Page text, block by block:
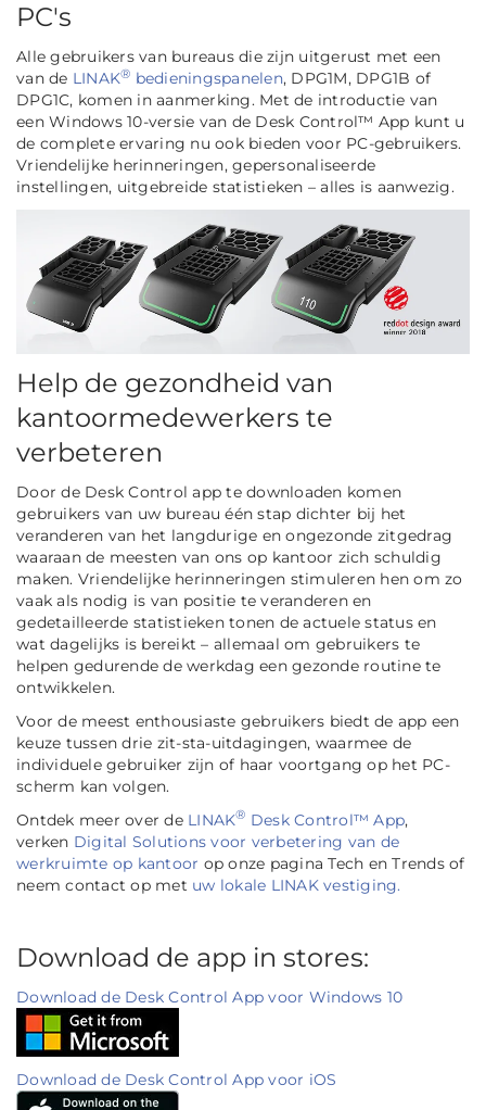
PC's
Alle gebruikers van bureaus die zijn uitgerust met een
van de LINAK® bedieningspanelen, DPG1M, DPG1B of
DPG1C, komen in aanmerking. Met de introductie van
een Windows 10-versie van de Desk Control™ App kunt u
de complete ervaring nu ook bieden voor PC-gebruikers.
Vriendelijke herinneringen, gepersonaliseerde
instellingen, uitgebreide statistieken – alles is aanwezig.
Help de gezondheid van
kantoormedewerkers te
verbeteren
Door de Desk Control app te downloaden komen
gebruikers van uw bureau één stap dichter bij het
veranderen van het langdurige en ongezonde zitgedrag
waaraan de meesten van ons op kantoor zich schuldig
maken. Vriendelijke herinneringen stimuleren hen om zo
vaak als nodig is van positie te veranderen en
gedetailleerde statistieken tonen de actuele status en
wat dagelijks is bereikt – allemaal om gebruikers te
helpen gedurende de werkdag een gezonde routine te
ontwikkelen.
Voor de meest enthousiaste gebruikers biedt de app een
keuze tussen drie zit-sta-uitdagingen, waarmee de
individuele gebruiker zijn of haar voortgang op het PC-
scherm kan volgen.
Ontdek meer over de LINAK® Desk Control™ App,
verken Digital Solutions voor verbetering van de
werkruimte op kantoor op onze pagina Tech en Trends of
neem contact op met uw lokale LINAK vestiging.
Download de app in stores:
Download de Desk Control App voor Windows 10
Download de Desk Control App voor iOS